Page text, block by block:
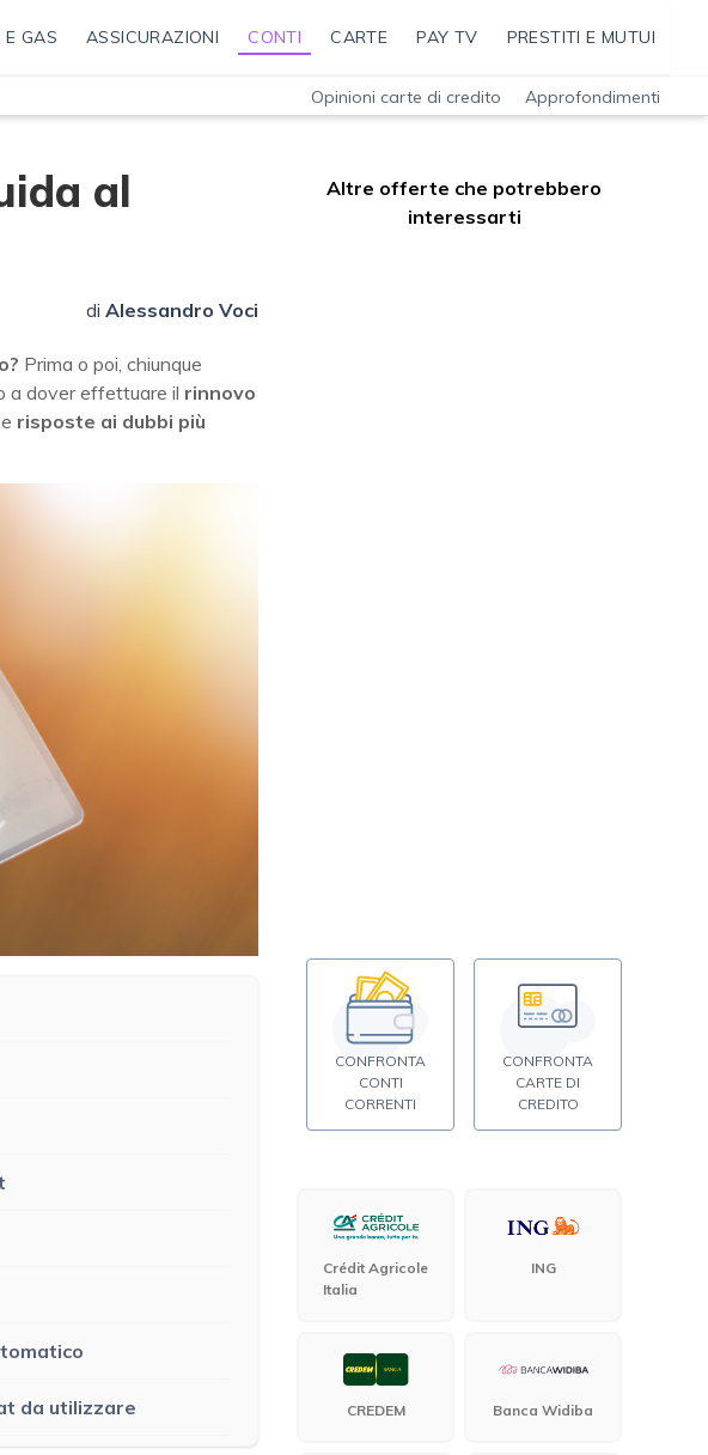
E GAS ASSICURAZIONI CONTI CARTE PAY TV PRESTITI E MUTUI
Opinioni carte di credito Approfondimenti
al
di Alessandro Voci
Prima o poi, chiunque
a dover effettuare il rinnovo
risposte ai dubbi più
da utilizzare
Altre offerte che potrebbero
interessarti
CONFRONTA
CONTI
CORRENTI
CONFRONTA
CARTE DI
CREDITO
Crédit Agricole
Italia
ING
CREDEM Banca Widiba